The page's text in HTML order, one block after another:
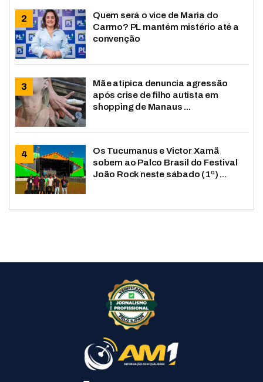
Quem será o vice de Maria do
Carmo? PL mantém mistério até a
convenção
Mãe atípica denuncia agressão
após crise de filho autista em
shopping de Manaus ...
Os Tucumanus e Victor Xamã
sobem ao Palco Brasil do Festival
João Rock neste sábado (1º) ...